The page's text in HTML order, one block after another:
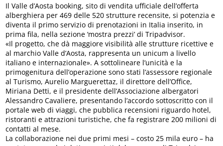
Il Valle d’Aosta booking, sito di vendita ufficiale dell’offerta
alberghiera per 469 delle 520 strutture recensite, si potenzia e
diventa il primo servizio di prenotazioni in Italia inserito, in
prima fila, nella sezione ‘mostra prezzi’ di Tripadvisor.
«Il progetto, che dà maggiore visibilità alle strutture ricettive e
al marchio Valle d’Aosta, rappresenta un unicum a livello
italiano e internazionale». A sottolineare l’unicità e la
primogenitura dell’operazione sono stati l’assessore regionale
al Turismo, Aurelio Marguerettaz, il direttore dell’Office,
Miriana Detti, e il presidente dell’Associazione albergatori
Alessandro Cavaliere, presentando l’accordo sottoscritto con il
portale web di viaggi, che pubblica recensioni riguardo hotel,
ristoranti e attrazioni turistiche, che fa registrare 200 milioni di
contatti al mese.
La collaborazione nei due primi mesi – costo 25 mila euro – ha